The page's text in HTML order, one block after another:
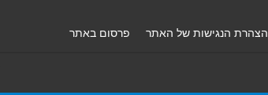
הצהרת הנגישות של האתר פרסום באתר